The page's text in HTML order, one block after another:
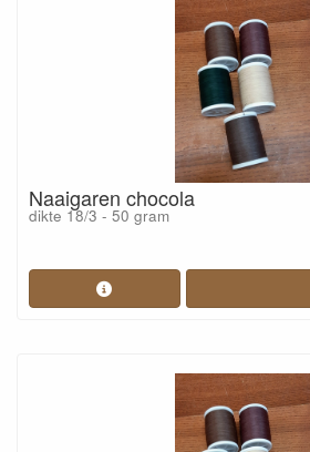
Naaigaren chocola
dikte 18/3 - 50 gram